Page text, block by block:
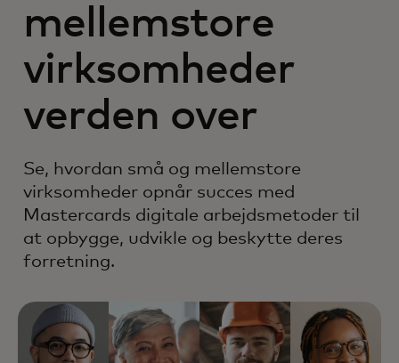
mellemstore
virksomheder
verden over
Se, hvordan små og mellemstore
virksomheder opnår succes med
Mastercards digitale arbejdsmetoder til
at opbygge, udvikle og beskytte deres
forretning.